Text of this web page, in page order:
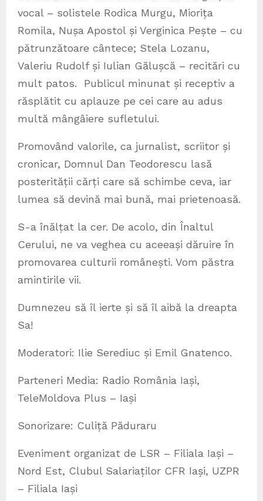
vocal – solistele Rodica Murgu, Miorița
Romila, Nușa Apostol și Verginica Pește – cu
pătrunzătoare cântece; Stela Lozanu,
Valeriu Rudolf și Iulian Gălușcă – recitări cu
mult patos. Publicul minunat și receptiv a
răsplătit cu aplauze pe cei care au adus
multă mângâiere sufletului.
Promovând valorile, ca jurnalist, scriitor și
cronicar, Domnul Dan Teodorescu lasă
posterității cărți care să schimbe ceva, iar
lumea să devină mai bună, mai prietenoasă.
S-a înălțat la cer. De acolo, din Înaltul
Cerului, ne va veghea cu aceeași dăruire în
promovarea culturii românești. Vom păstra
amintirile vii.
Dumnezeu să îl ierte și să îl aibă la dreapta
Sa!
Moderatori: Ilie Serediuc și Emil Gnatenco.
Parteneri Media: Radio România Iași,
TeleMoldova Plus – Iași
Sonorizare: Culiță Păduraru
Eveniment organizat de LSR – Filiala Iași –
Nord Est, Clubul Salariaților CFR Iași, UZPR
– Filiala Iași